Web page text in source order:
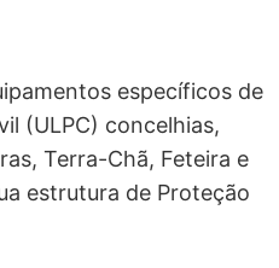
específicos de
(ULPC) concelhias,
Terra-Chã, Feteira e
estrutura de Proteção